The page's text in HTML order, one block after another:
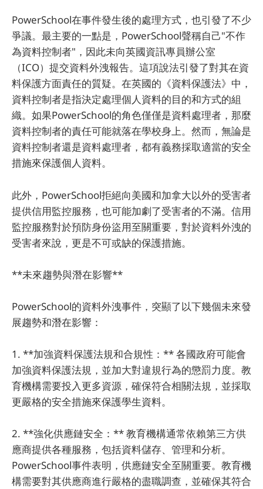
PowerSchool在事件發生後的處理方式，也引發了不少
爭議。最主要的一點是，PowerSchool聲稱自己"不作
為資料控制者"，因此未向英國資訊專員辦公室
（ICO）提交資料外洩報告。這項說法引發了對其在資
料保護方面責任的質疑。在英國的《資料保護法》中，
資料控制者是指決定處理個人資料的目的和方式的組
織。如果PowerSchool的角色僅僅是資料處理者，那麼
資料控制者的責任可能就落在學校身上。然而，無論是
資料控制者還是資料處理者，都有義務採取適當的安全
措施來保護個人資料。
此外，PowerSchool拒絕向美國和加拿大以外的受害者
提供信用監控服務，也可能加劇了受害者的不滿。信用
監控服務對於預防身份盜用至關重要，對於資料外洩的
受害者來說，更是不可或缺的保護措施。
**未來趨勢與潛在影響**
PowerSchool的資料外洩事件，突顯了以下幾個未來發
展趨勢和潛在影響：
1. **加強資料保護法規和合規性：** 各國政府可能會
加強資料保護法規，並加大對違規行為的懲罰力度。教
育機構需要投入更多資源，確保符合相關法規，並採取
更嚴格的安全措施來保護學生資料。
2. **強化供應鏈安全：** 教育機構通常依賴第三方供
應商提供各種服務，包括資料儲存、管理和分析。
PowerSchool事件表明，供應鏈安全至關重要。教育機
構需要對其供應商進行嚴格的盡職調查，並確保其符合